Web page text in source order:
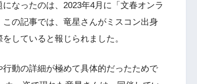
なったのは、2023年4月に「文春オンラ
の記事では、竜星さんがミスコン出身
していると報じられました。
動の詳細が極めて具体的だったためで